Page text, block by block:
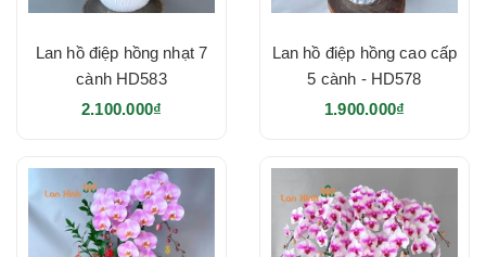
Lan hồ điệp hồng nhạt 7
cành HD583
2.100.000₫
Lan hồ điệp hồng cao cấp
5 cành - HD578
1.900.000₫